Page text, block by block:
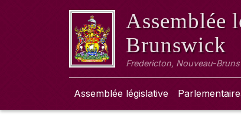
Assemblée
Brunswick
Fredericton, Nouveau-
Assemblée législative